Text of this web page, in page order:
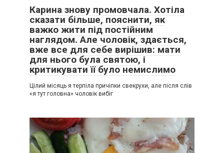
Карина знову промовчала. Хотіла
сказати більше, пояснити, як
важко жити під постійним
наглядом. Але чоловік, здається,
вже все для себе вирішив: мати
для нього була святою, і
критикувати її було немислимо
Цілий місяць я терпіла причіпки свекрухи, але після слів
«я тут головна» чоловік вибіг